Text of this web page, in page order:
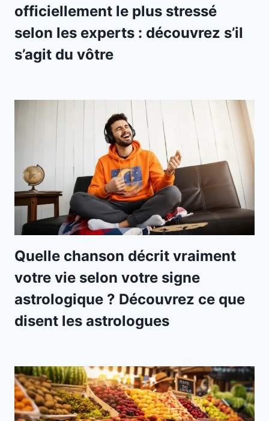
officiellement le plus stressé
selon les experts : découvrez s’il
s’agit du vôtre
Quelle chanson décrit vraiment
votre vie selon votre signe
astrologique ? Découvrez ce que
disent les astrologues